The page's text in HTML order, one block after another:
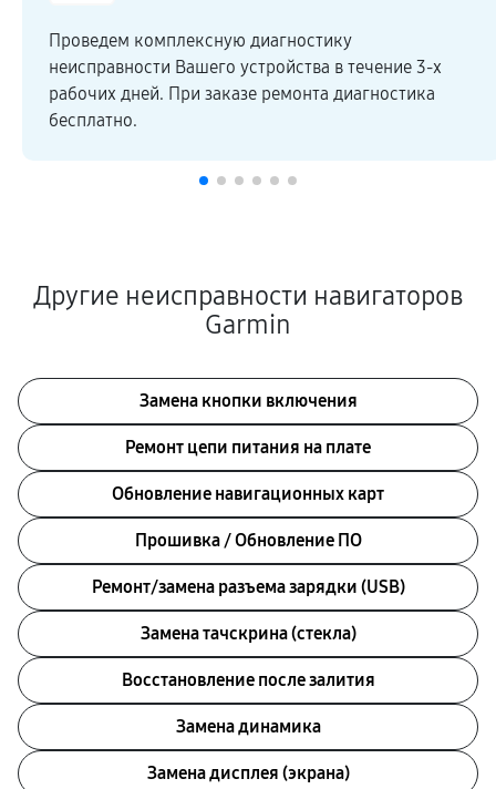
Проведем комплексную диагностику
неисправности Вашего устройства в течение 3-х
рабочих дней. При заказе ремонта диагностика
бесплатно.
Другие неисправности навигаторов
Garmin
Замена кнопки включения
Ремонт цепи питания на плате
Обновление навигационных карт
Прошивка / Обновление ПО
Ремонт/замена разъема зарядки (USB)
Замена тачскрина (стекла)
Восстановление после залития
Замена динамика
Замена дисплея (экрана)